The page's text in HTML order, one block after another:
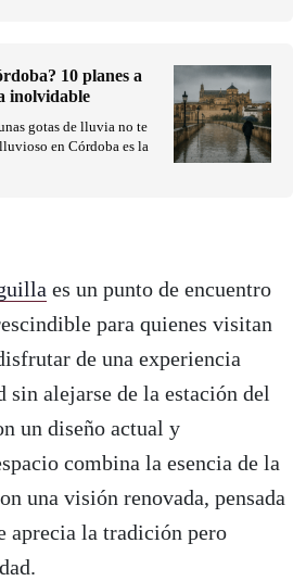
es un punto de encuentro
para quienes visitan
de una experiencia
alejarse de la estación del
un diseño actual y
combina la esencia de la
una visión renovada, pensada
aprecia la tradición pero
10 planes a
inolvidable
gotas de lluvia no te
en Córdoba es la